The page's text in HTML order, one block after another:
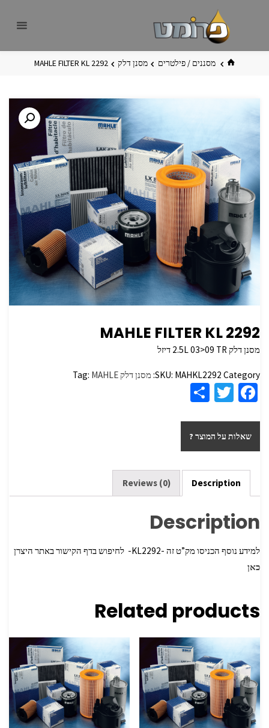
בית מסננים / פילטרים מסנן דלק MAHLE FILTER KL 2292
MAHLE FILTER KL 2292
מסנן דלק 2.5L 03>09 TR דיזל
SKU: MAHKL2292 Category: מסנן דלק Tag: MAHLE
Fa
b
o
o
k
T
tt
er
ar
e
שאלות על המוצר ?
Description
Reviews (0)
Description
למידע נוסף הכניסו מק”ט זה -KL2292- לחיפוש בדף הקישור באתר היצרן
כאן
Related products